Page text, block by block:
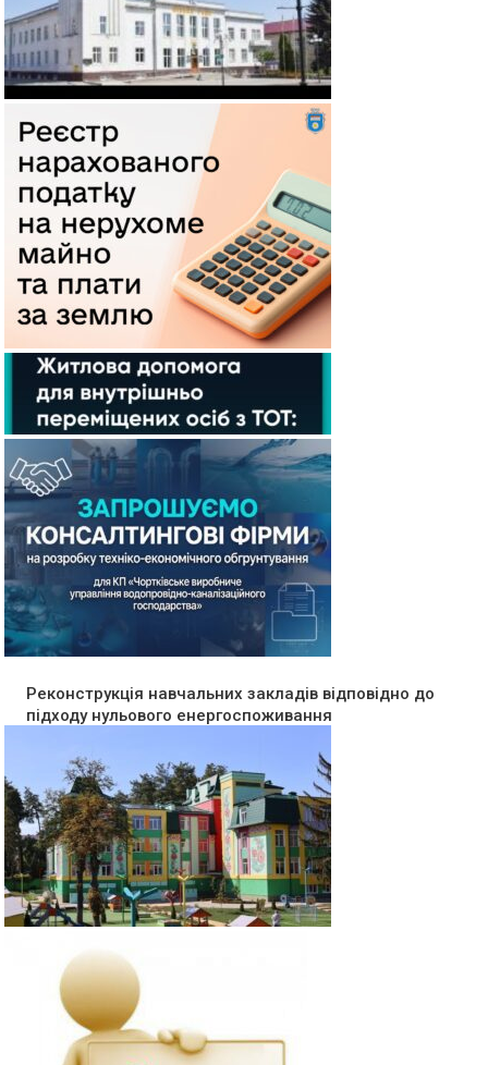
Реконструкція навчальних закладів відповідно до
підходу нульового енергоспоживання